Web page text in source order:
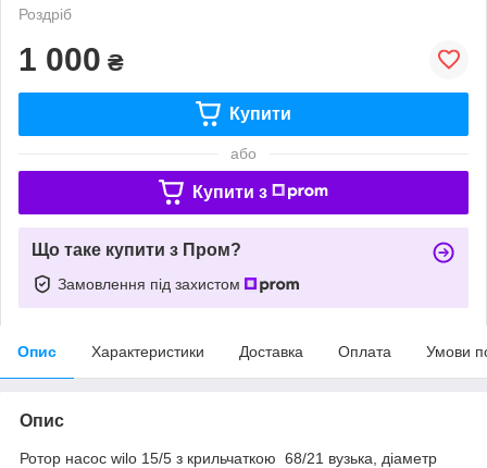
Роздріб
1 000 ₴
Купити
або
Купити з
Що таке купити з Пром?
Замовлення під захистом
Опис Характеристики Доставка Оплата Умови
Опис
Ротор насос wilo 15/5 з крильчаткою 68/21 вузька, діаметр